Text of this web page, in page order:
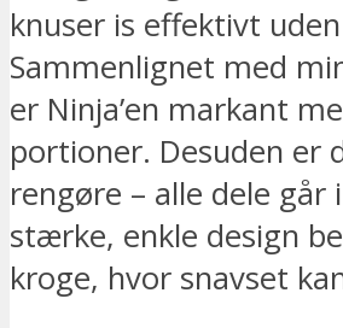
knuser is effektivt
Sammenlignet med
er Ninja’en markant
portioner. Desuden er
rengøre – alle dele
stærke, enkle design
kroge, hvor snavset